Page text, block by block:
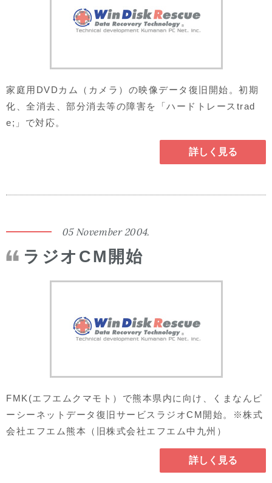
家庭用DVDカム（カメラ）の映像データ復旧開始。初期
化、全消去、部分消去等の障害を「ハードトレースtrad
e;」で対応。
詳しく見る
05 November 2004.
ラジオCM開始
FMK(エフエムクマモト）で熊本県内に向け、くまなんピ
ーシーネットデータ復旧サービスラジオCM開始。※株式
会社エフエム熊本（旧株式会社エフエム中九州）
詳しく見る